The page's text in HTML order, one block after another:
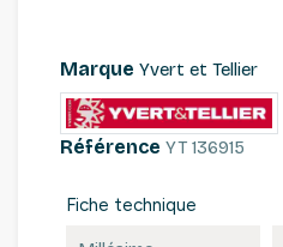
Marque Yvert et Tellier
Référence YT 136915
Fiche technique